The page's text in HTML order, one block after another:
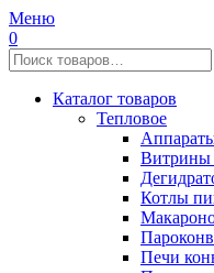
Меню
0
Каталог товаров
Тепловое
Витрины
Котлы
Печи